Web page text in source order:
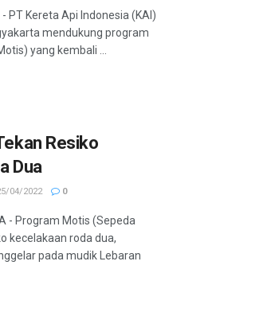
- PT Kereta Api Indonesia (KAI)
mendukung program
yang kembali ...
Resiko
Dua
04/2022 0
- Program Motis (Sepeda
kecelakaan roda dua,
pada mudik Lebaran